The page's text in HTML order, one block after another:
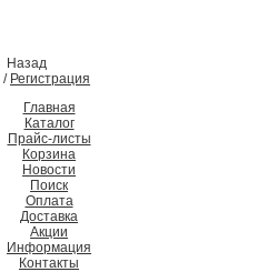
Назад
/ Регистрация
Главная
Каталог
Прайс-листы
Корзина
Новости
Поиск
Оплата
Доставка
Акции
Информация
Контакты